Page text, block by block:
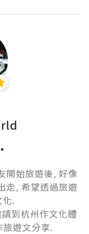
開始旅遊後, 好像
走, 希望透過旅遊
.
到杭州作文化體
遊文分享.